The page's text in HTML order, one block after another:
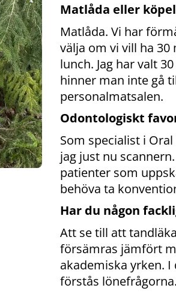
Matlåda eller
Matlåda. Vi har
välja om vi vill ha 30
lunch. Jag har valt
hinner man inte gå
personalmatsalen.
Odontologiskt
Som specialist i
jag just nu
patienter som
behöva ta
Har du någon
Att se till att
försämras jämfört
akademiska yrken.
förstås lönefrågorna.